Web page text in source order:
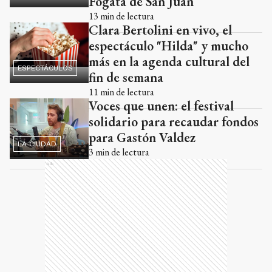
13 min de lectura
ESPECTÁCULOS
Clara Bertolini en vivo, el
espectáculo "Hilda" y mucho
más en la agenda cultural del
fin de semana
11 min de lectura
LA CIUDAD
Voces que unen: el festival
solidario para recaudar fondos
para Gastón Valdez
3 min de lectura
Ads